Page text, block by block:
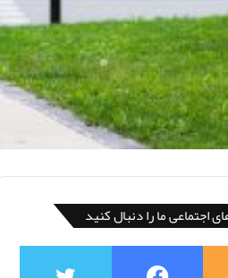
اجتماعی ما را دنبال کنید